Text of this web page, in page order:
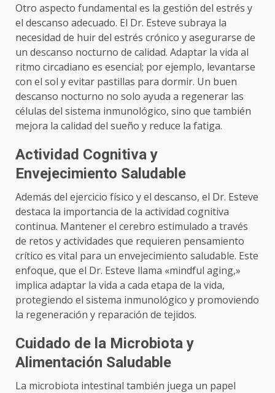
Otro aspecto fundamental es la gestión del estrés y
el descanso adecuado. El Dr. Esteve subraya la
necesidad de huir del estrés crónico y asegurarse de
un descanso nocturno de calidad. Adaptar la vida al
ritmo circadiano es esencial; por ejemplo, levantarse
con el sol y evitar pastillas para dormir. Un buen
descanso nocturno no solo ayuda a regenerar las
células del sistema inmunológico, sino que también
mejora la calidad del sueño y reduce la fatiga.
Actividad Cognitiva y
Envejecimiento Saludable
Además del ejercicio físico y el descanso, el Dr. Esteve
destaca la importancia de la actividad cognitiva
continua. Mantener el cerebro estimulado a través
de retos y actividades que requieren pensamiento
crítico es vital para un envejecimiento saludable. Este
enfoque, que el Dr. Esteve llama «mindful aging,»
implica adaptar la vida a cada etapa de la vida,
protegiendo el sistema inmunológico y promoviendo
la regeneración y reparación de tejidos.
Cuidado de la Microbiota y
Alimentación Saludable
La microbiota intestinal también juega un papel